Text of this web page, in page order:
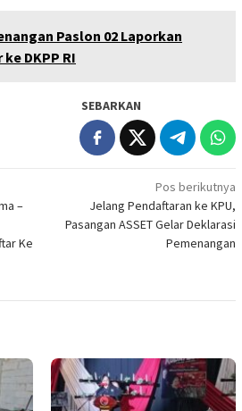
Paslon 02 Laporkan
DKPP RI
SEBARKAN
–
Ke
Pos berikutnya
Jelang Pendaftaran ke KPU,
Pasangan ASSET Gelar Deklarasi
Pemenangan